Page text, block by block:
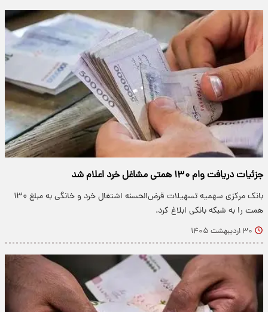
جزئیات دریافت وام ۱۳۰ همتی مشاغل خرد اعلام شد
بانک مرکزی سهمیه تسهیلات قرض‌الحسنه اشتغال خرد و خانگی به مبلغ ۱۳۰
همت را به شبکه بانکی ابلاغ کرد.
۳۰ اردیبهشت ۱۴۰۵